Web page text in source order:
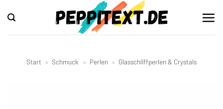
Inhalt
springen
Start » Schmuck » Perlen » Glasschliffperlen & Crystals